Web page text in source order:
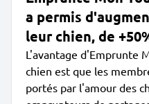
a permis
leur chien, de
L'avantage d'Emprunte
chien est que les
portés par l'amour des